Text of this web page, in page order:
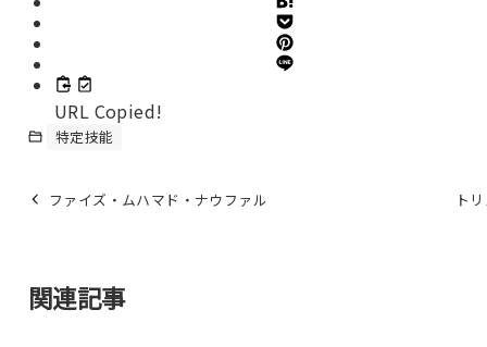
URL Copied!
特定技能
ファイズ・ムハマド・ナウファル ト
関連記事